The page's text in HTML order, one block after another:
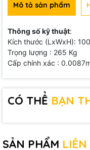
Mô tả sản phẩm
Thông số kỹ thuật:
Kích thước (LxWxH):
Trọng lượng : 265 Kg
Cấp chính xác :
CÓ THỂ BẠN
SẢN PHẨM